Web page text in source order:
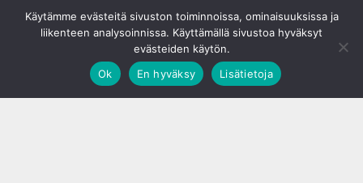
Käytämme evästeitä sivuston toiminnoissa, ominaisuuksissa ja
liikenteen analysoinnissa. Käyttämällä sivustoa hyväksyt
evästeiden käytön.
Ok
En hyväksy Lisätietoja